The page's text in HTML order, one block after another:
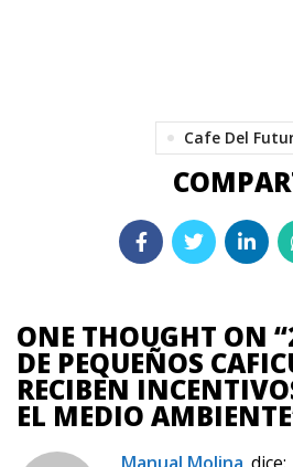
Cafe Del
ONE THOUGHT ON “
DE PEQUEÑOS
RECIBEN
EL MEDIO AMBIENTE